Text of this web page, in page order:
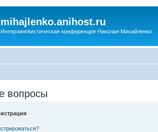
mihajlenko.anihost.ru
Интерлингвистическая конференция Николая Михайленко
вопросы